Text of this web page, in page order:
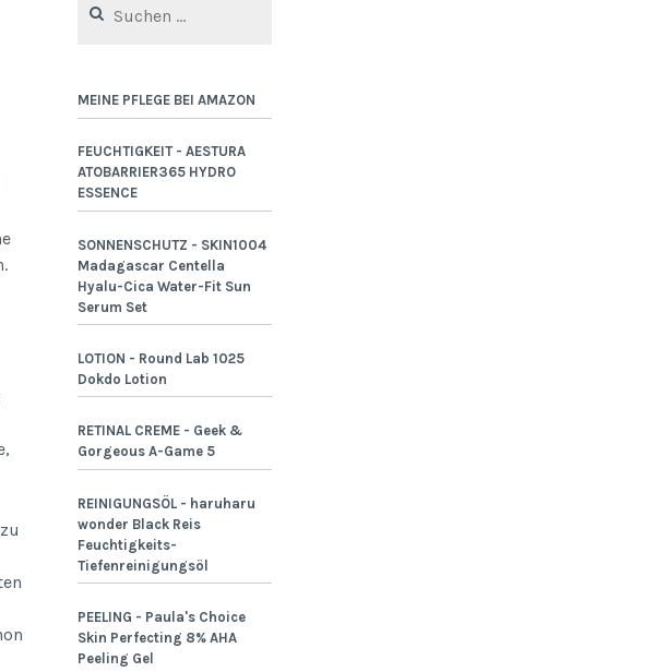
nach:
MEINE PFLEGE BEI AMAZON
FEUCHTIGKEIT - AESTURA
ATOBARRIER365 HYDRO
ESSENCE
SONNENSCHUTZ - SKIN1004
Madagascar Centella
Hyalu-Cica Water-Fit Sun
Serum Set
LOTION - Round Lab 1025
Dokdo Lotion
RETINAL CREME - Geek &
Gorgeous A-Game 5
REINIGUNGSÖL - haruharu
wonder Black Reis
Feuchtigkeits-
Tiefenreinigungsöl
PEELING - Paula's Choice
Skin Perfecting 8% AHA
Peeling Gel